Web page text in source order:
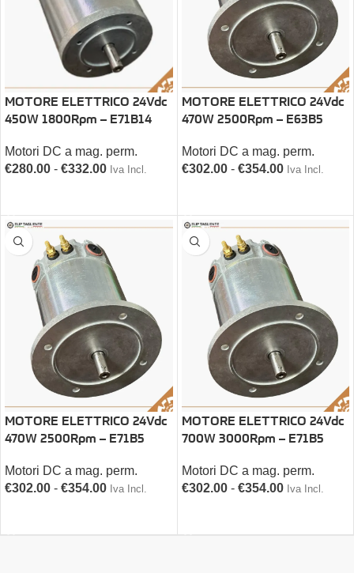
MOTORE ELETTRICO 24Vdc
450W 1800Rpm – E71B14
Motori DC a mag. perm.
€280.00 - €332.00 Iva Incl.
MOTORE ELETTRICO 24Vdc
470W 2500Rpm – E63B5
Motori DC a mag. perm.
€302.00 - €354.00 Iva Incl.
MOTORE ELETTRICO 24Vdc
470W 2500Rpm – E71B5
Motori DC a mag. perm.
€302.00 - €354.00 Iva Incl.
MOTORE ELETTRICO 24Vdc
700W 3000Rpm – E71B5
Motori DC a mag. perm.
€302.00 - €354.00 Iva Incl.